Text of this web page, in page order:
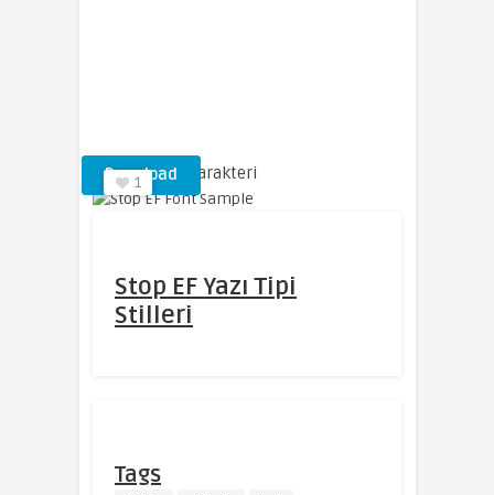
Download
1
Stop EF Yazı Karakteri
Stop EF Yazı Tipi
Stilleri
Tags